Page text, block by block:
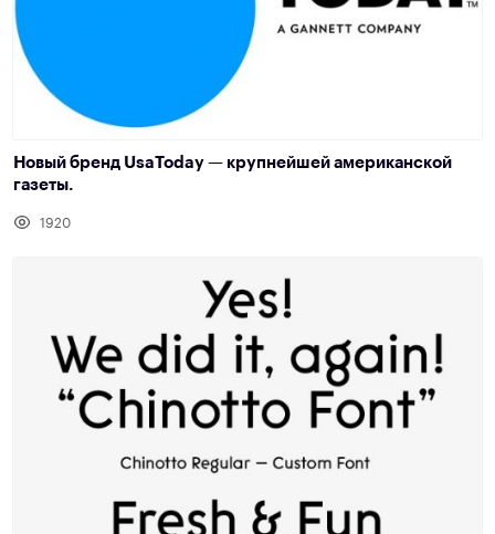
Новый бренд UsaToday — крупнейшей американской
газеты.
1920